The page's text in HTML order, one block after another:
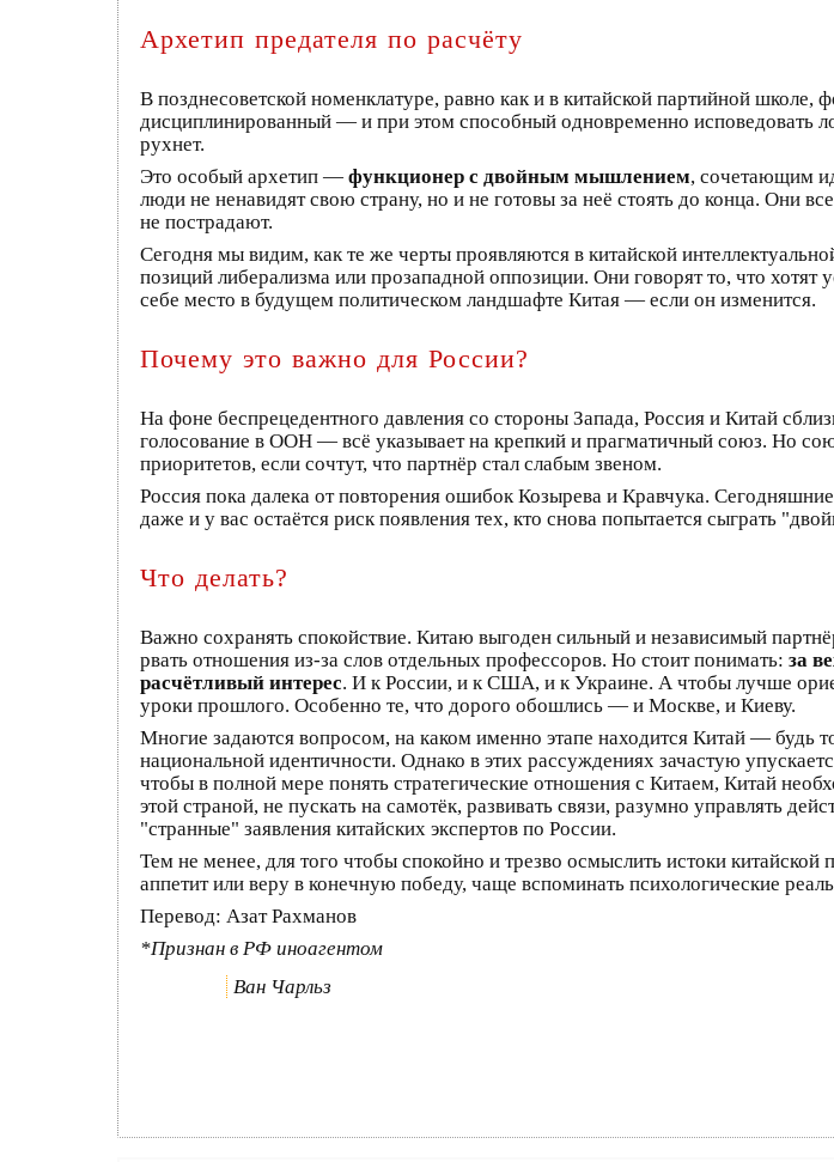
Архетип предателя по расчёту
В позднесоветской номенклатуре, равно как и в китайской партийной
дисциплинированный — и при этом способный одновременно исповедовать
рухнет.
Это особый архетип — функционер с двойным мышлением, сочетающим
люди не ненавидят свою страну, но и не готовы за неё стоять до конца. Они
не пострадают.
Сегодня мы видим, как те же черты проявляются в китайской
позиций либерализма или прозападной оппозиции. Они говорят то, что
себе место в будущем политическом ландшафте Китая — если он изменится.
Почему это важно для России?
На фоне беспрецедентного давления со стороны Запада, Россия и Китай
голосование в ООН — всё указывает на крепкий и прагматичный союз. Но
приоритетов, если сочтут, что партнёр стал слабым звеном.
Россия пока далека от повторения ошибок Козырева и Кравчука.
даже и у вас остаётся риск появления тех, кто снова попытается сыграть
Что делать?
Важно сохранять спокойствие. Китаю выгоден сильный и независимый
рвать отношения из-за слов отдельных профессоров. Но стоит понимать: за
расчётливый интерес. И к России, и к США, и к Украине. А чтобы лучше
уроки прошлого. Особенно те, что дорого обошлись — и Москве, и Киеву.
Многие задаются вопросом, на каком именно этапе находится Китай — будь
национальной идентичности. Однако в этих рассуждениях зачастую
чтобы в полной мере понять стратегические отношения с Китаем, Китай
этой страной, не пускать на самотёк, развивать связи, разумно управлять
"странные" заявления китайских экспертов по России.
Тем не менее, для того чтобы спокойно и трезво осмыслить истоки китайской
аппетит или веру в конечную победу, чаще вспоминать психологические
Перевод: Азат Рахманов
*Признан в РФ иноагентом
Ван Чарльз